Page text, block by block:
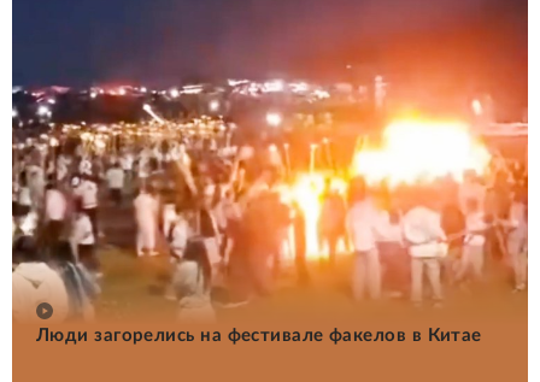
Люди загорелись на фестивале факелов в Китае